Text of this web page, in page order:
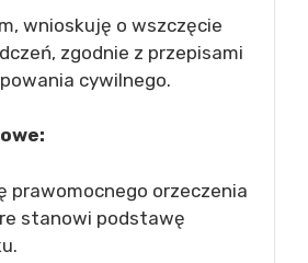
wnioskuję o wszczęcie
zgodnie z przepisami
cywilnego.
prawomocnego orzeczenia
stanowi podstawę